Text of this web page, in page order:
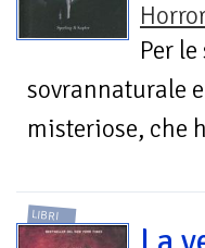
Per
sovrannaturale
misteriose, che
LIBRI